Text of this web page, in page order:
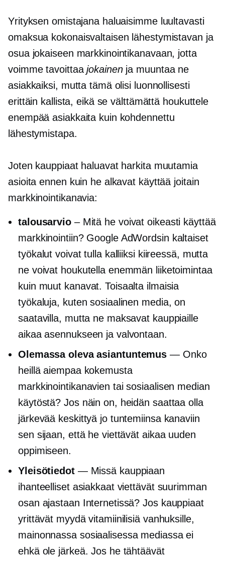
Yrityksen omistajana haluaisimme luultavasti
omaksua kokonaisvaltaisen lähestymistavan ja
osua jokaiseen markkinointikanavaan, jotta
voimme tavoittaajokainenja muuntaa ne
asiakkaiksi, mutta tämä olisi luonnollisesti
erittäin kallista, eikä se välttämättä houkuttele
enempää asiakkaita kuin kohdennettu
lähestymistapa.
Joten kauppiaat haluavat harkita muutamia
asioita ennen kuin he alkavat käyttää joitain
markkinointikanavia:
talousarvio– Mitä he voivat oikeasti käyttää
markkinointiin? Google AdWordsin kaltaiset
työkalut voivat tulla kalliiksi kiireessä, mutta
ne voivat houkutella enemmän liiketoimintaa
kuin muut kanavat. Toisaalta ilmaisia ​​
työkaluja, kuten sosiaalinen media, on
saatavilla, mutta ne maksavat kauppiaille
aikaa asennukseen ja valvontaan.
Olemassa oleva asiantuntemus — Onko
heillä aiempaa kokemusta
markkinointikanavien tai sosiaalisen median
käytöstä? Jos näin on, heidän saattaa olla
järkevää keskittyä jo tuntemiinsa kanaviin
sen sijaan, että he viettävät aikaa uuden
oppimiseen.
Yleisötiedot— Missä kauppiaan
ihanteelliset asiakkaat viettävät suurimman
osan ajastaan ​​Internetissä? Jos kauppiaat
yrittävät myydä vitamiinilisiä vanhuksille,
mainonnassa sosiaalisessa mediassa ei
ehkä ole järkeä. Jos he tähtäävät